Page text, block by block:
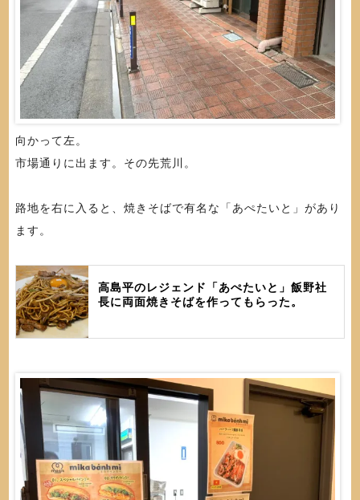
向かって左。
市場通りに出ます。その先荒川。
路地を右に入ると、焼きそばで有名な「あぺたいと」があり
ます。
高島平のレジェンド「あぺたいと」飯野社
長に両面焼きそばを作ってもらった。